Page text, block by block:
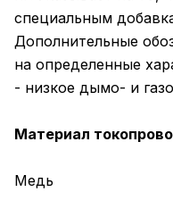
специальным
Дополнительные
на определенные
- низкое дымо- и
Материал
Медь